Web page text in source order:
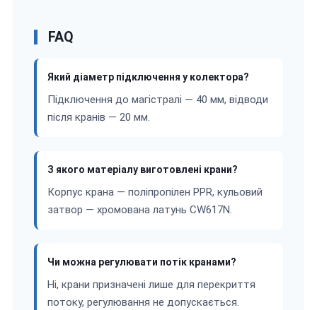
FAQ
Який діаметр підключення у колектора?
Підключення до магістралі — 40 мм, відводи
після кранів — 20 мм.
З якого матеріалу виготовлені крани?
Корпус крана — поліпропілен PPR, кульовий
затвор — хромована латунь CW617N.
Чи можна регулювати потік кранами?
Ні, крани призначені лише для перекриття
потоку, регулювання не допускається.